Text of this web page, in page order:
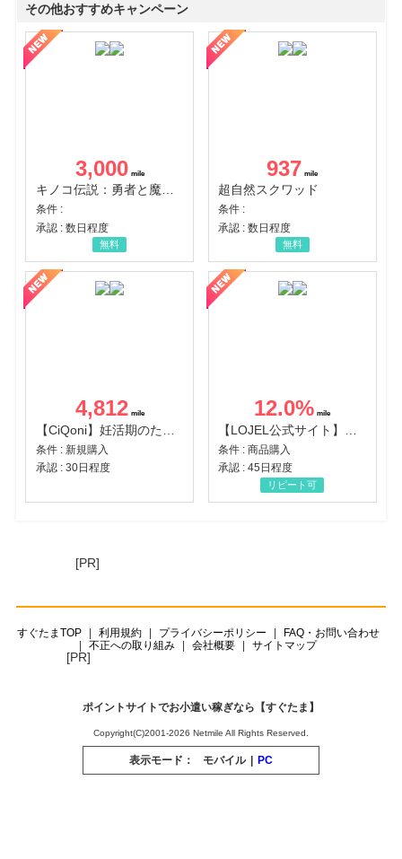
その他おすすめキャンペーン
3,000
キノコ伝説：勇者と魔法のランプ
条件 :
承認 : 数日程度
無料
937
超自然スクワッド
条件 :
承認 : 数日程度
無料
4,812
条件 : 新規購入
承認 : 30日程度
12.0%
条件 : 商品購入
承認 : 45日程度
リピート可
[PR]
すぐたまTOP 利用規約 プライバシーポリシー
FAQ・お問い合わせ
不正への取り組み
会社概要 サイトマップ
[PR]
ポイントサイトでお小遣い稼ぎなら【すぐたま】
Copyright(C)2001-2026 Netmile All Rights Reserved.
表示モード： モバイル | PC